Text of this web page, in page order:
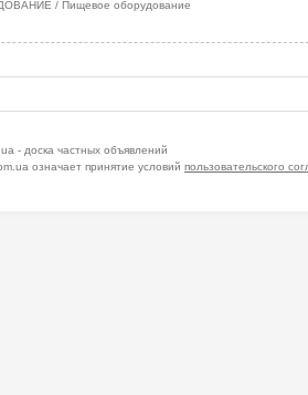
/ Пищевое оборудование
- доска частных объявлений
означает принятие условий пользовательского